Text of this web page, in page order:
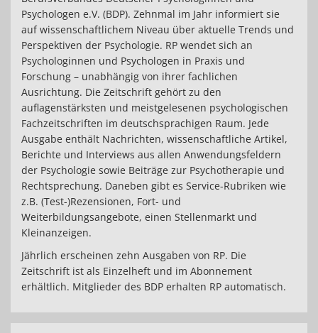
Psychologen e.V. (BDP). Zehnmal im Jahr informiert sie
auf wissenschaftlichem Niveau über aktuelle Trends und
Perspektiven der Psychologie. RP wendet sich an
Psychologinnen und Psychologen in Praxis und
Forschung – unabhängig von ihrer fachlichen
Ausrichtung. Die Zeitschrift gehört zu den
auflagenstärksten und meistgelesenen psychologischen
Fachzeitschriften im deutschsprachigen Raum. Jede
Ausgabe enthält Nachrichten, wissenschaftliche Artikel,
Berichte und Interviews aus allen Anwendungsfeldern
der Psychologie sowie Beiträge zur Psychotherapie und
Rechtsprechung. Daneben gibt es Service-Rubriken wie
z.B. (Test-)Rezensionen, Fort- und
Weiterbildungsangebote, einen Stellenmarkt und
Kleinanzeigen.
Jährlich erscheinen zehn Ausgaben von RP. Die
Zeitschrift ist als Einzelheft und im Abonnement
erhältlich. Mitglieder des BDP erhalten RP automatisch.